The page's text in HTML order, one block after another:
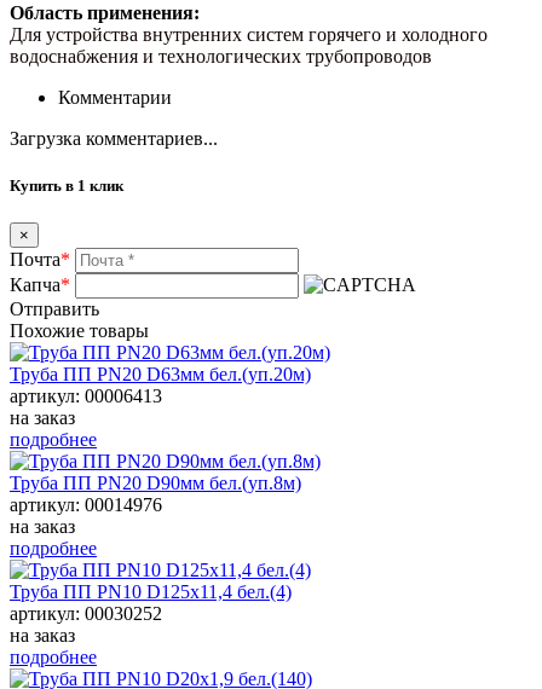
Область применения:
Для устройства внутренних систем горячего и холодного
водоснабжения и технологических трубопроводов
Комментарии
Загрузка комментариев...
Купить в 1 клик
×
Почта*
Капча*
Отправить
Похожие товары
Труба ПП РN20 D63мм бел.(уп.20м)
артикул: 00006413
на заказ
подробнее
Труба ПП РN20 D90мм бел.(уп.8м)
артикул: 00014976
на заказ
подробнее
Труба ПП PN10 D125х11,4 бел.(4)
артикул: 00030252
на заказ
подробнее